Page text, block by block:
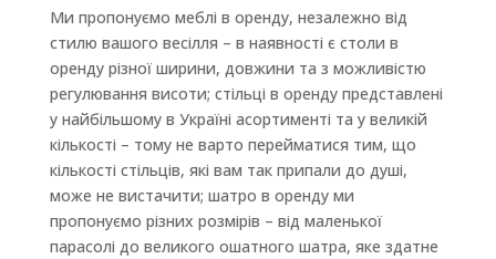
Ми пропонуємо меблі в оренду, незалежно від
стилю вашого весілля – в наявності є столи в
оренду різної ширини, довжини та з можливістю
регулювання висоти; стільці в оренду представлені
у найбільшому в Україні асортименті та у великій
кількості – тому не варто перейматися тим, що
кількості стільців, які вам так припали до душі,
може не вистачити; шатро в оренду ми
пропонуємо різних розмірів – від маленької
парасолі до великого ошатного шатра, яке здатне